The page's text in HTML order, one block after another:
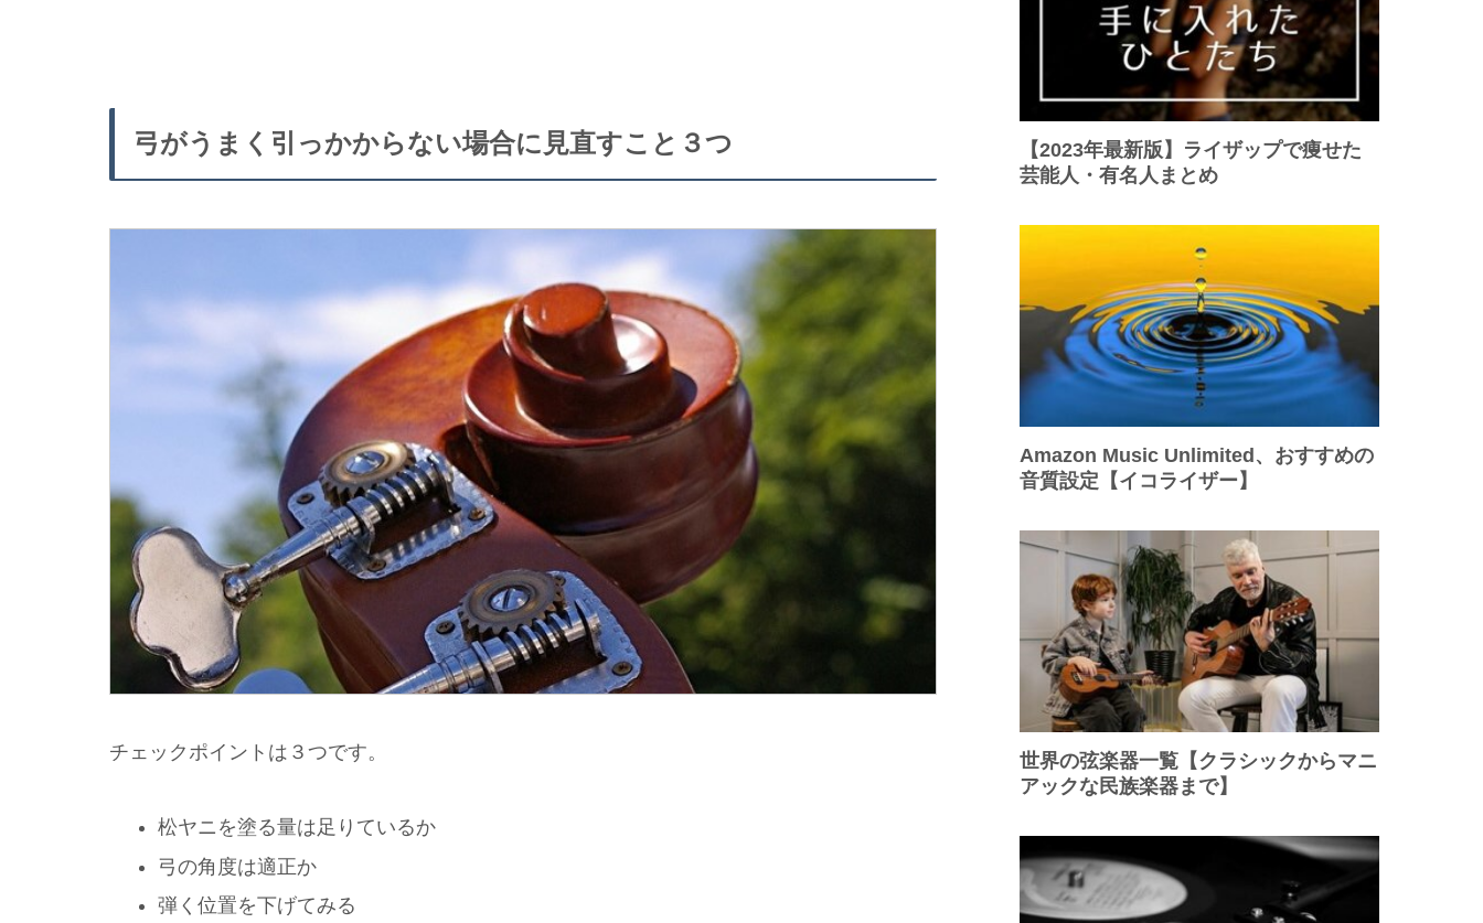
弓がうまく引っかからない場合に見直すこと３つ
チェックポイントは３つです。
松ヤニを塗る量は足りているか
弓の角度は適正か
弾く位置を下げてみる
【2023年最新版】ライザップで痩せた
芸能人・有名人まとめ
Amazon Music Unlimited、おすすめの
音質設定【イコライザー】
世界の弦楽器一覧【クラシックからマニ
アックな民族楽器まで】